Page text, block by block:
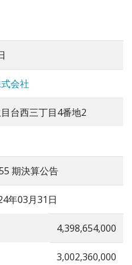
会社
台西三丁目4番地2
期決算公告
年03月31日
4,398,654,000
3,002,360,000